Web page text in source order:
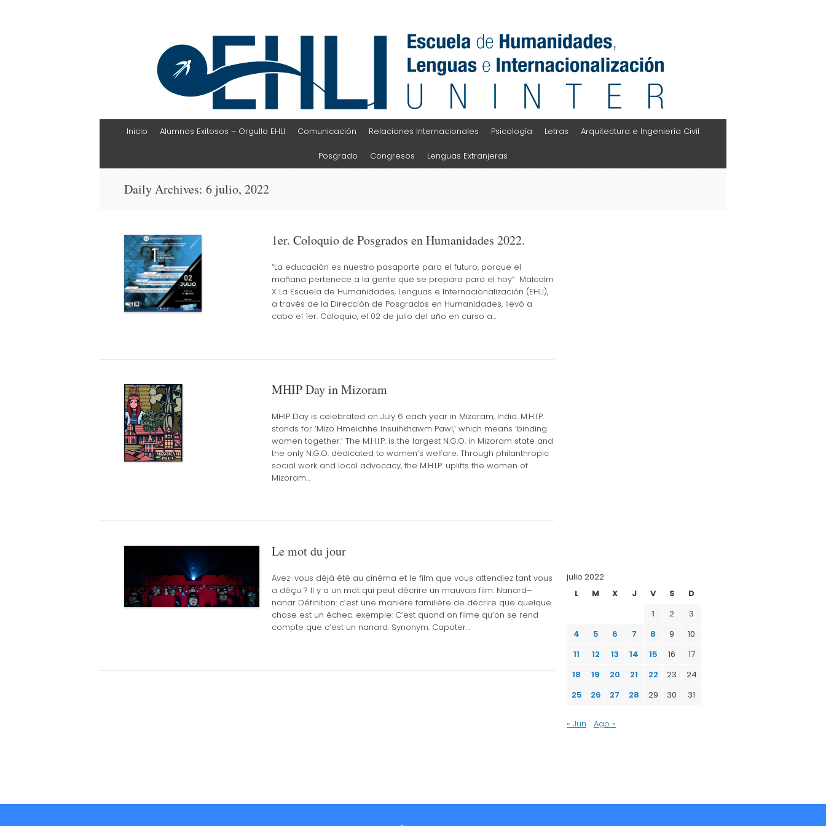
EHLI
UNINTER
Inicio Alumnos Exitosos – Orgullo EHLI Comunicación Relaciones Internacionales Psicología Letras Arquitectura e Ingeniería Civil
Posgrado Congresos Lenguas Extranjeras
Daily Archives: 6 julio, 2022
1er. Coloquio de Posgrados en Humanidades 2022.
“La educación es nuestro pasaporte para el futuro, porque el
mañana pertenece a la gente que se prepara para el hoy” Malcolm
X La Escuela de Humanidades, Lenguas e Internacionalización (EHLI),
a través de la Dirección de Posgrados en Humanidades, llevó a
cabo el 1er. Coloquio, el 02 de julio del año en curso a…
MHIP Day in Mizoram
MHIP Day is celebrated on July 6 each year in Mizoram, India. M.H.I.P.
stands for ‘Mizo Hmeichhe Insuihkhawm Pawl,’ which means ‘binding
women together.’ The M.H.I.P. is the largest N.G.O. in Mizoram state and
the only N.G.O. dedicated to women’s welfare. Through philanthropic
social work and local advocacy, the M.H.I.P. uplifts the women of
Mizoram…
Le mot du jour
Avez-vous déjà été au cinéma et le film que vous attendiez tant vous
a déçu ? Il y a un mot qui peut décrire un mauvais film: Nanard–
nanar Définition: c’est une manière familière de décrire que quelque
chose est un échec. exemple: C’est quand on filme qu’on se rend
compte que c’est un nanard. Synonym: Capoter…
julio 2022
L
M X J V S
D
1
2
3
4
5 6 7 8 9
10
11
12 13 14 15 16
17
18
19 20 21 22 23
24
25
26 27 28 29 30 31
« Jun Ago »